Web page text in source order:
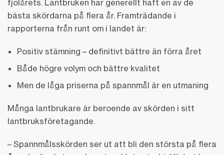
fjolårets. Lantbruken har generellt haft en av de
bästa skördarna på flera år. Framträdande i
rapporterna från runt om i landet är:
Positiv stämning – definitivt bättre än förra året
Både högre volym och bättre kvalitet
Men de låga priserna på spannmål är en utmaning
Många lantbrukare är beroende av skörden i sitt
lantbruksföretagande.
– Spannmålsskörden ser ut att bli den största på flera